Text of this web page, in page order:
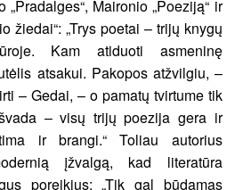
Maironio „Poeziją“ ir
žiedai“: „Trys poetai – trijų knygų
Kam atiduoti asmeninę
atsakui. Pakopos atžvilgiu, –
– Gedai, – o pamatų tvirtume tik
– visų trijų poezija gera ir
ir brangi.“ Toliau autorius
įžvalgą, kad literatūra
poreikius: „Tik gal būdamas